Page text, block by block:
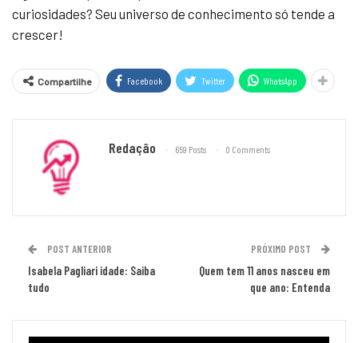
curiosidades? Seu universo de conhecimento só tende a
crescer!
Compartilhe Facebook Twitter WhatsApp
Redação 659 Posts 0 Comments
POST ANTERIOR
Isabela Pagliari idade: Saiba
tudo
PRÓXIMO POST
Quem tem 11 anos nasceu em
que ano: Entenda